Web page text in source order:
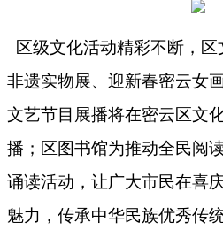
区级文化活动精彩不断，
非遗实物展、迎新春密云女
文艺节目展播将在密云区文
播；区图书馆为推动全民阅
诵读活动，让广大市民在喜
魅力，传承中华民族优秀传